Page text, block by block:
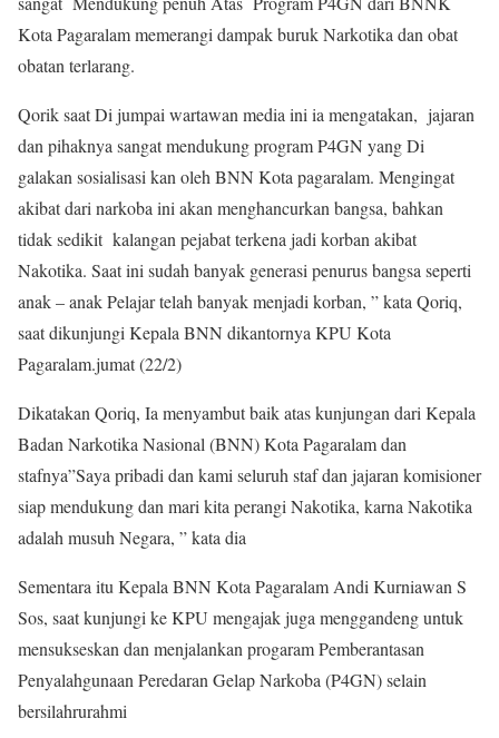
Kota Pagaralam memerangi dampak buruk Narkotika dan obat
obatan terlarang.
Qorik saat Di jumpai wartawan media ini ia mengatakan, jajaran
dan pihaknya sangat mendukung program P4GN yang Di
galakan sosialisasi kan oleh BNN Kota pagaralam. Mengingat
akibat dari narkoba ini akan menghancurkan bangsa, bahkan
tidak sedikit kalangan pejabat terkena jadi korban akibat
Nakotika. Saat ini sudah banyak generasi penurus bangsa seperti
anak – anak Pelajar telah banyak menjadi korban, ” kata Qoriq,
saat dikunjungi Kepala BNN dikantornya KPU Kota
Pagaralam.jumat (22/2)
Dikatakan Qoriq, Ia menyambut baik atas kunjungan dari Kepala
Badan Narkotika Nasional (BNN) Kota Pagaralam dan
stafnya”Saya pribadi dan kami seluruh staf dan jajaran komisioner
siap mendukung dan mari kita perangi Nakotika, karna Nakotika
adalah musuh Negara, ” kata dia
Sementara itu Kepala BNN Kota Pagaralam Andi Kurniawan S
Sos, saat kunjungi ke KPU mengajak juga menggandeng untuk
mensukseskan dan menjalankan progaram Pemberantasan
Penyalahgunaan Peredaran Gelap Narkoba (P4GN) selain
bersilahrurahmi